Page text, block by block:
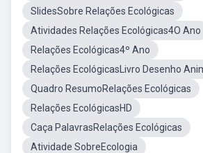
SlidesSobre Relações Ecológicas
Atividades Relações Ecológicas4O Ano
Relações Ecológicas4º Ano
Relações EcológicasLivro Desenho
Quadro ResumoRelações Ecológicas
Relações EcológicasHD
Caça PalavrasRelações Ecológicas
Atividade SobreEcologia